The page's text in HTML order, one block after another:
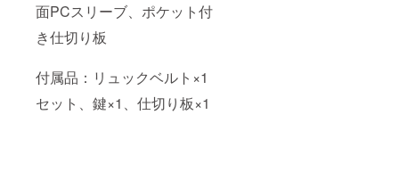
面PCスリーブ、ポケット付
き仕切り板
付属品：リュックベルト×1
セット、鍵×1、仕切り板×1